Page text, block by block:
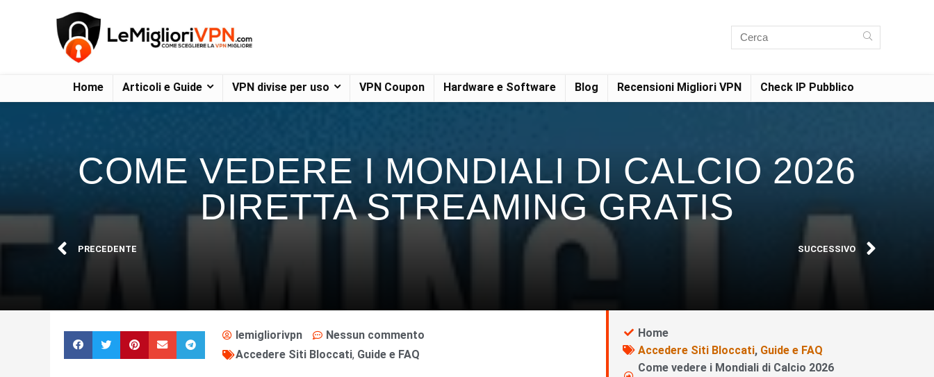
Home Articoli e Guide VPN divise per uso VPN Coupon Hardware e Software Blog Recensioni Migliori VPN Check IP Pubblico
COME VEDERE I MONDIALI DI CALCIO 2026
DIRETTA STREAMING GRATIS
PRECEDENTE SUCCESSIVO
lemigliorivpn
Nessun commento
Accedere Siti Bloccati, Guide e FAQ
Home
Accedere Siti Bloccati, Guide e FAQ
Come vedere i Mondiali di Calcio 2026